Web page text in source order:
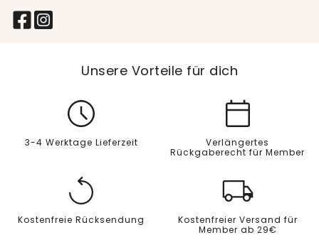
Unsere Vorteile für dich
3-4 Werktage Lieferzeit
Verlängertes
Rückgaberecht für Member
Kostenfreie Rücksendung
Kostenfreier Versand für
Member ab 29€